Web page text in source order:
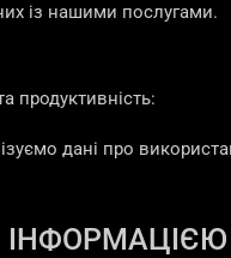
із нашими послугами.
продуктивність:
дані про
ІНФОРМАЦІЄЮ